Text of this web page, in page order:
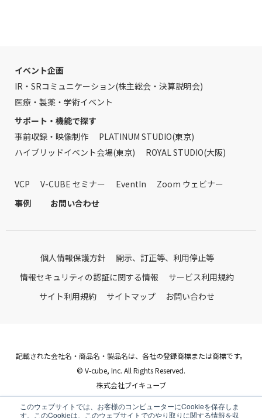
このウェブサイトでは、お客様のコンピューターにCookieを保存しま
す。このCookieは、このウェブサイトでのやり取りに関する情報を収
イベント企画
IR・SRコミュニケーション(株主総会・決算説明会)
医療・製薬・学術イベント
サポート・機能で探す
事前収録・映像制作
PLATINUM STUDIO(東京)
ハイブリッドイベント会場(東京)
ROYAL STUDIO(大阪)
VCP V-CUBE セミナー EventIn
Zoom ウェビナー
事例
お問い合わせ
個人情報保護方針
開示、訂正等、利用停止等
情報セキュリティの認証に関する情報
サービス利用規約
サイト利用規約
サイトマップ お問い合わせ
記載された会社名・商品名・製品名は、各社の登録商標または商標です。
© V-cube, Inc. All Rights Reserved.
株式会社ブイキューブ
Follow Us